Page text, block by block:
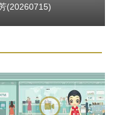
(20260715)